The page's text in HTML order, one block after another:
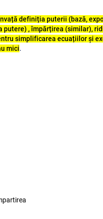
definiția puterii (bază,
putere) , împărțirea (similar),
simplificarea ecuațiilor și
mici.